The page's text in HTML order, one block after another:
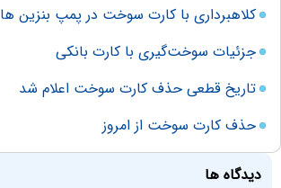
کلاهبرداری با کارت سوخت در پمپ بنزین ها
جزئیات سوخت‌گیری با کارت بانکی
تاریخ قطعی حذف کارت سوخت اعلام شد
حذف کارت سوخت از امروز
دیدگاه ها